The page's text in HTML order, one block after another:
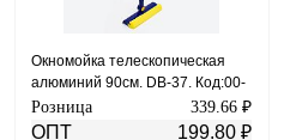
Окномойка телескопическая
алюминий 90см. DB-37. Код:00-
00004625
Розница 339.66 ₽
ОПТ 199.80 ₽